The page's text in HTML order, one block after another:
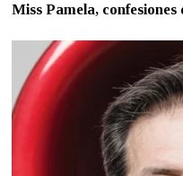
Miss Pamela, confesiones